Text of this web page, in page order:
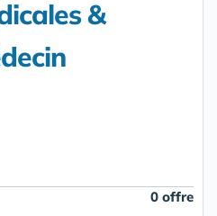
&
0 offre